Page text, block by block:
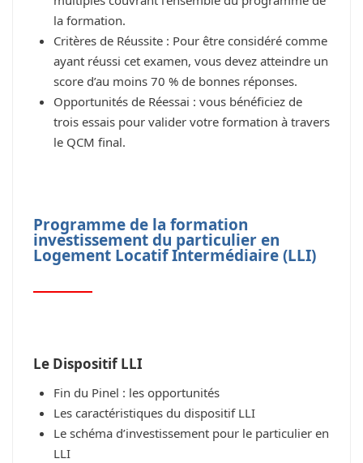
la formation.
Critères de Réussite : Pour être considéré comme
ayant réussi cet examen, vous devez atteindre un
score d’au moins 70 % de bonnes réponses.
Opportunités de Réessai : vous bénéficiez de
trois essais pour valider votre formation à travers
le QCM final.
Programme de la formation
investissement du particulier en
Logement Locatif Intermédiaire (LLI)
Le Dispositif LLI
Fin du Pinel : les opportunités
Les caractéristiques du dispositif LLI
Le schéma d’investissement pour le particulier en
LLI